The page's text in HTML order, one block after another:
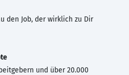
den Job, der wirklich zu Dir
und über 20.000